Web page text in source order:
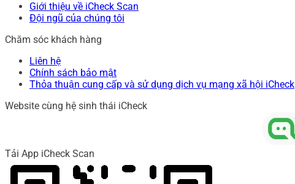
Giới thiệu về iCheck Scan
Đội ngũ của chúng tôi
Chăm sóc khách hàng
Liên hệ
Chính sách bảo mật
Thỏa thuận cung cấp và sử dụng dịch vụ mạng xã hội iCheck
Website cùng hệ sinh thái iCheck
Tải App iCheck Scan